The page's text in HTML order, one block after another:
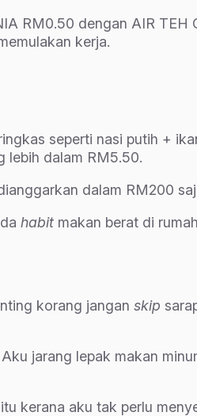
RM0.50 dengan AIR TEH
kerja.
seperti nasi putih +
lebih dalam RM5.50.
dalam RM200
habit makan berat di
korang jangan skip
jarang lepak makan
kerana aku tak perlu